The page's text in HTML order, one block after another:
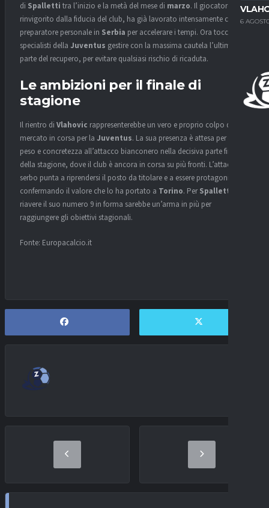
6
di Spalletti tra l’inizio e la metà del mese di marzo. Il giocatore,
rinvigorito dalla fiducia del club, ha già lavorato intensamente con un
preparatore personale in Serbia per accelerare i tempi. Ora tocca agli
specialisti della Juventus gestire con la massima cautela l’ultima
parte del recupero, per evitare qualsiasi rischio di ricaduta.
Le ambizioni per il finale di
stagione
Il rientro di Vlahovic rappresenterebbe un vero e proprio colpo di
mercato in corsa per la Juventus. La sua presenza è attesa per dare
peso e concretezza all’attacco bianconero nella decisiva parte finale
della stagione, dove il club è ancora in corsa su più fronti. L’attaccante
serbo punta a riprendersi il posto da titolare e a essere protagonista,
confermando il valore che lo ha portato a Torino. PerSpalletti
riavere il suo numero 9 in forma sarebbe un’arma in più per
raggiungere gli obiettivi stagionali.
Fonte: Europacalcio.it